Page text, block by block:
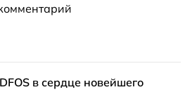
в сердце новейшего